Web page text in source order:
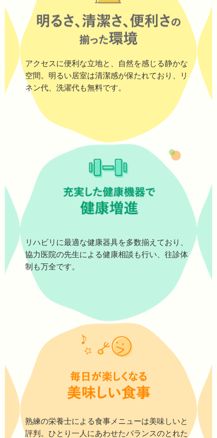
アクセスに便利な立地と、自然を感じる静かな
空間。明るい居室は清潔感が保たれており、リ
ネン代、洗濯代も無料です。
リハビリに最適な健康器具を多数揃えており、
協力医院の先生による健康相談も行い、往診体
制も万全です。
熟練の栄養士による食事メニューは美味しいと
評判。ひとり一人にあわせたバランスのとれた